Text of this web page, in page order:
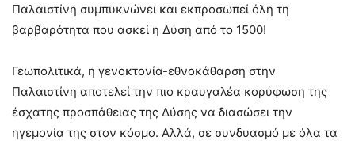
Παλαιστίνη συμπυκνώνει και εκπροσωπεί όλη τη
βαρβαρότητα που ασκεί η Δύση από το 1500!
Γεωπολιτικά, η γενοκτονία-εθνοκάθαρση στην
Παλαιστίνη αποτελεί την πιο κραυγαλέα κορύφωση της
έσχατης προσπάθειας της Δύσης να διασώσει την
ηγεμονία της στον κόσμο. Αλλά, σε συνδυασμό με όλα τα